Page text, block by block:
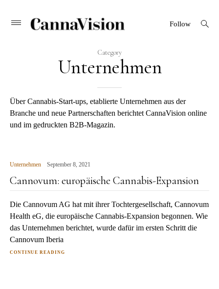
Skip Primary
Menu
CANNAVISION
Follow
open
search
Category
Unternehmen
Über Cannabis-Start-ups, etablierte Unternehmen aus der
Branche und neue Partnerschaften berichtet CannaVision online
und im gedruckten B2B-Magazin.
Unternehmen September 8, 2021
Cannovum: europäische Cannabis-Expansion
Die Cannovum AG hat mit ihrer Tochtergesellschaft, Cannovum
Health eG, die europäische Cannabis-Expansion begonnen. Wie
das Unternehmen berichtet, wurde dafür im ersten Schritt die
Cannovum Iberia
CONTINUE READING